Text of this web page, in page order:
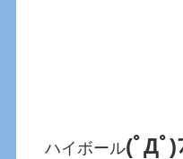
ハイボール(ﾟДﾟ)